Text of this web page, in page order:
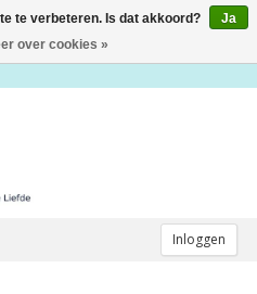
Inloggen
te verbeteren. Is dat akkoord?
Ja
over cookies »